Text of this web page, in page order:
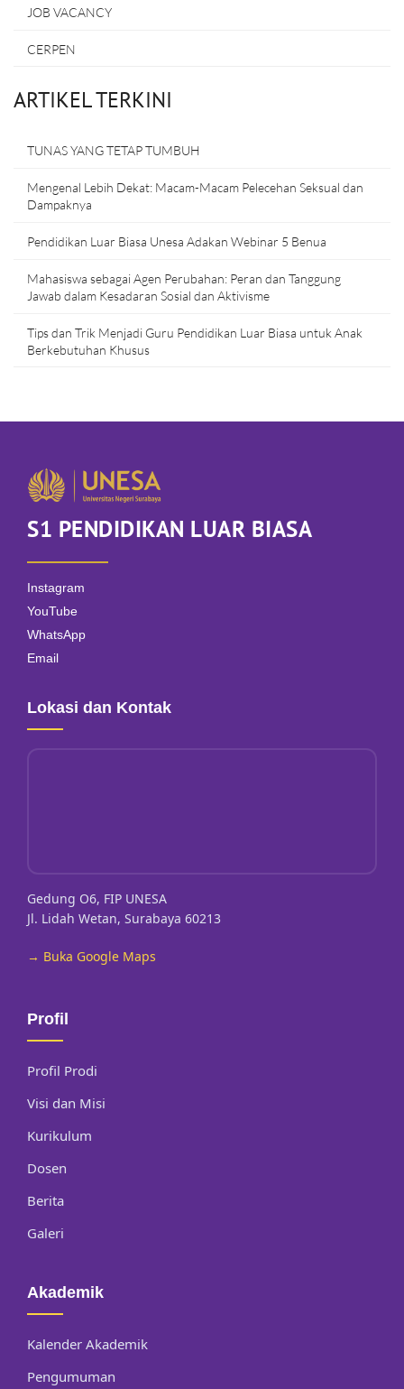
JOB VACANCY
CERPEN
ARTIKEL TERKINI
TUNAS YANG TETAP TUMBUH
Mengenal Lebih Dekat: Macam-Macam Pelecehan Seksual dan
Dampaknya
Pendidikan Luar Biasa Unesa Adakan Webinar 5 Benua
Mahasiswa sebagai Agen Perubahan: Peran dan Tanggung
Jawab dalam Kesadaran Sosial dan Aktivisme
Tips dan Trik Menjadi Guru Pendidikan Luar Biasa untuk Anak
Berkebutuhan Khusus
S1 PENDIDIKAN LUAR BIASA
Instagram
YouTube
WhatsApp
Email
Lokasi dan Kontak
Gedung O6, FIP UNESA
Jl. Lidah Wetan, Surabaya 60213
→ Buka Google Maps
Profil
Profil Prodi
Visi dan Misi
Kurikulum
Dosen
Berita
Galeri
Akademik
Kalender Akademik
Pengumuman